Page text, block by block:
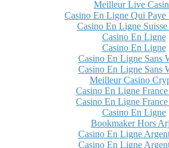
Meilleur Live
Casino En Ligne Qui Paye
Casino En Ligne
Casino En Ligne
Casino En Ligne
Casino En Ligne Sans
Casino En Ligne Sans
Meilleur Casino
Casino En Ligne
Casino En Ligne
Casino En Ligne
Bookmaker Hors
Casino En Ligne
Casino En Ligne